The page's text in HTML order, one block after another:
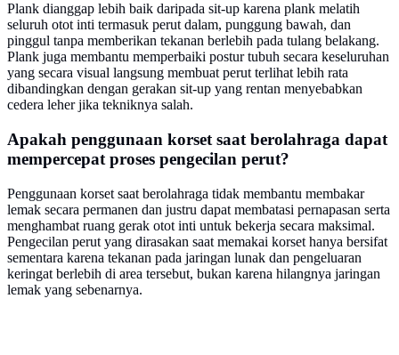
Plank dianggap lebih baik daripada sit-up karena plank melatih
seluruh otot inti termasuk perut dalam, punggung bawah, dan
pinggul tanpa memberikan tekanan berlebih pada tulang belakang.
Plank juga membantu memperbaiki postur tubuh secara keseluruhan
yang secara visual langsung membuat perut terlihat lebih rata
dibandingkan dengan gerakan sit-up yang rentan menyebabkan
cedera leher jika tekniknya salah.
Apakah penggunaan korset saat berolahraga dapat
mempercepat proses pengecilan perut?
Penggunaan korset saat berolahraga tidak membantu membakar
lemak secara permanen dan justru dapat membatasi pernapasan serta
menghambat ruang gerak otot inti untuk bekerja secara maksimal.
Pengecilan perut yang dirasakan saat memakai korset hanya bersifat
sementara karena tekanan pada jaringan lunak dan pengeluaran
keringat berlebih di area tersebut, bukan karena hilangnya jaringan
lemak yang sebenarnya.